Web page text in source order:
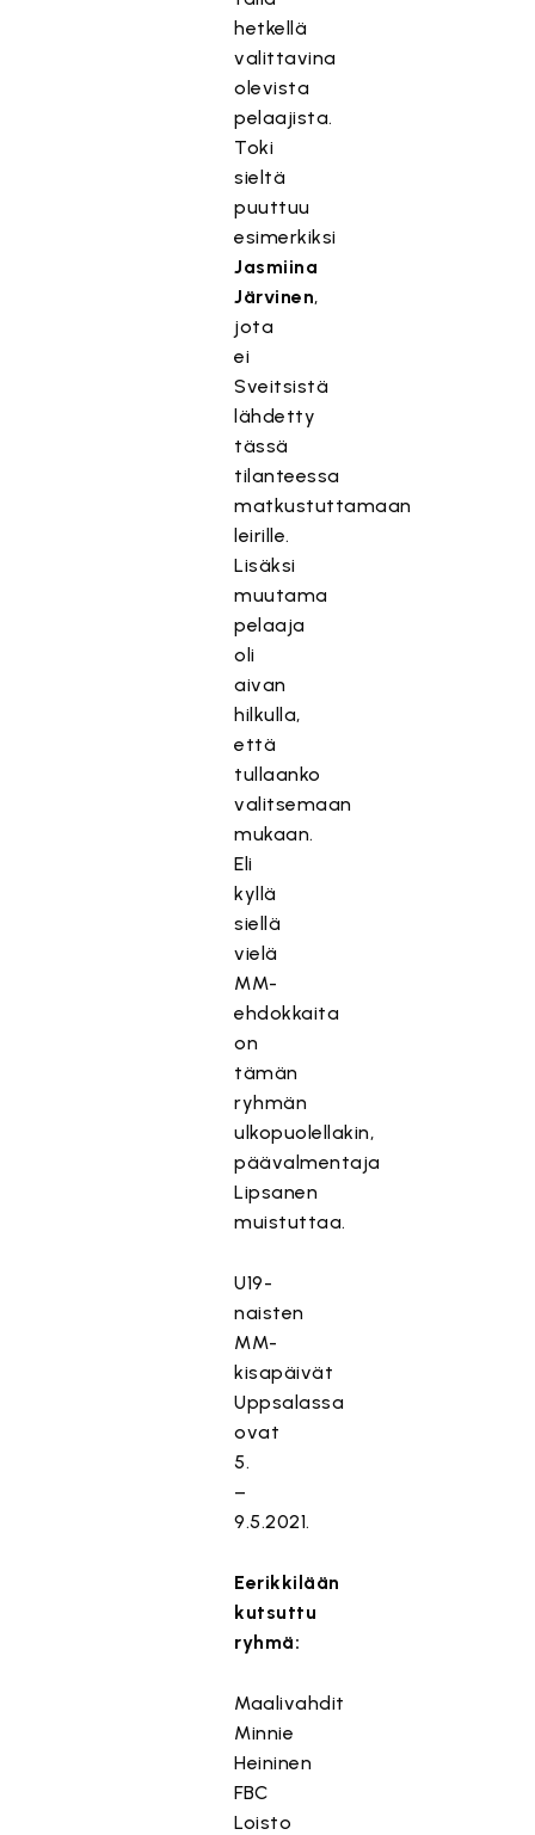
hetkellä
valittavina
olevista
pelaajista.
Toki
sieltä
puuttuu
esimerkiksi
Jasmiina
Järvinen,
jota
ei
Sveitsistä
lähdetty
tässä
tilanteessa
matkustuttamaan
leirille.
Lisäksi
muutama
pelaaja
oli
aivan
hilkulla,
että
tullaanko
valitsemaan
mukaan.
Eli
kyllä
siellä
vielä
MM-
ehdokkaita
on
tämän
ryhmän
ulkopuolellakin,
päävalmentaja
Lipsanen
muistuttaa.
U19-
naisten
MM-
kisapäivät
Uppsalassa
ovat
5.
–
9.5.2021.
Eerikkilään
kutsuttu
ryhmä:
Maalivahdit
Minnie
Heininen
FBC
Loisto